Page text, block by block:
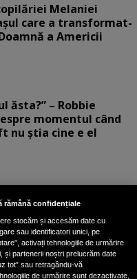
Melaniei
care a transformat-
a Americii
ăsta?” – Robbie
momentul când
nu știa cine e el
solistul trupei
şi-a arătat talentul
un concurs în Franţa
rămână confidențiale
stocăm și accesăm date cu
sau identificatori unici, pe
activați tehnologiile de urmărire
și partenerii noștri prelucrăm date
tot” sau retragându-vă
de urmărire sunt dezactivate,